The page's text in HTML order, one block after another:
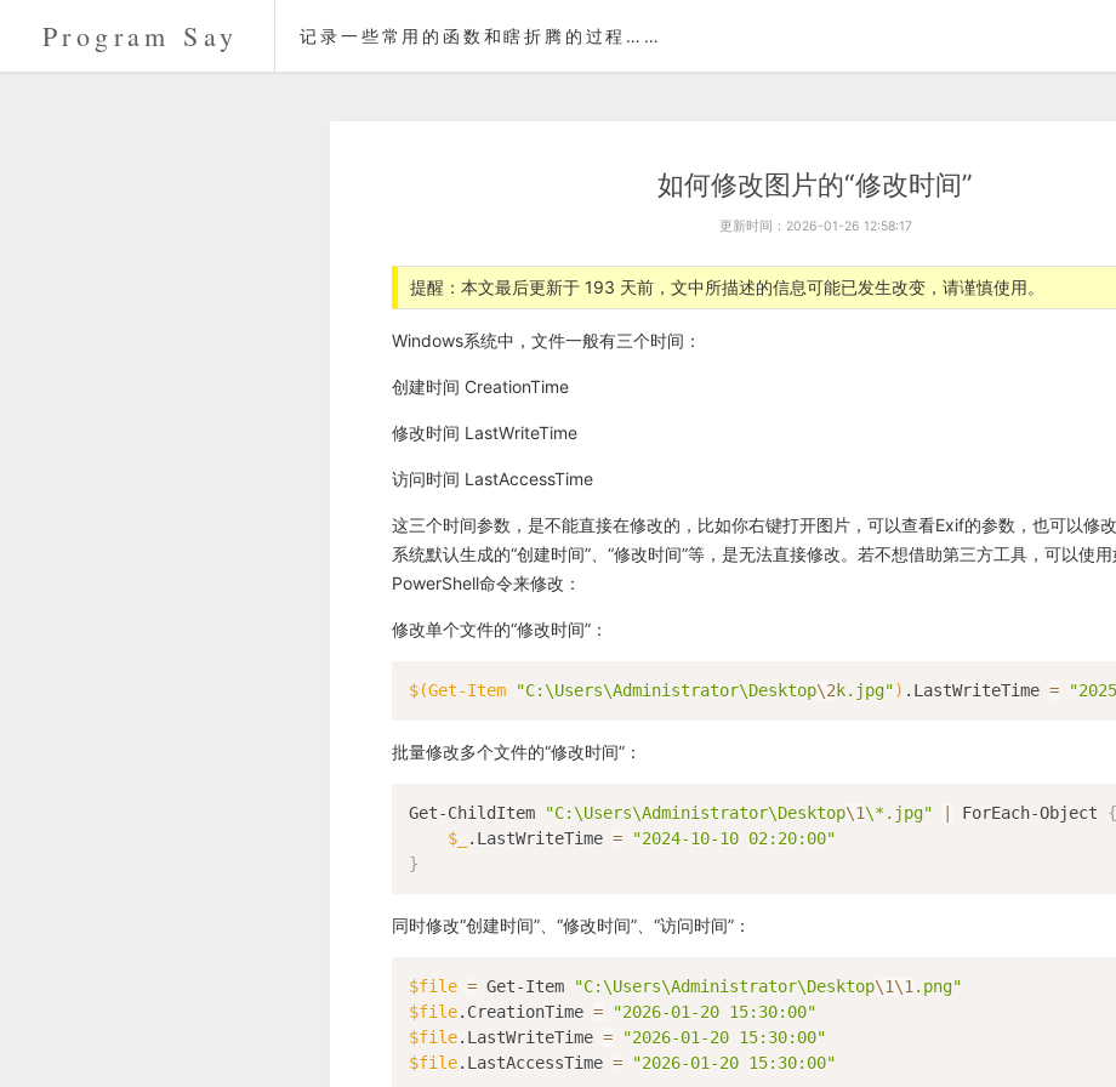
Program Say 记录一些常用的函数和瞎折腾的过程……
如何修改图片的“修改时间”
更新时间：2026-01-26 12:58:17
提醒：本文最后更新于 193 天前，文中所描述的信息可能已发生改变，请谨慎使用。
Windows系统中，文件一般有三个时间：
创建时间 CreationTime
修改时间 LastWriteTime
访问时间 LastAccessTime
这三个时间参数，是不能直接在修改的，比如你右键打开图片，可以查看Exif的参数，也可以修
系统默认生成的“创建时间”、“修改时间”等，是无法直接修改。若不想借助第三方工具，可以使
PowerShell命令来修改：
修改单个文件的“修改时间”：
$(Get-Item "C:\Users\Administrator\Desktop\2 k.jpg") .LastWriteTime =
批量修改多个文件的“修改时间”：
Get-ChildItem "C:\Users\Administrator\Desktop\1\*.jpg" ForEach-Object {
$_
.LastWriteTime =
"2024-10-10 02:20:00"
}
同时修改“创建时间”、“修改时间”、“访问时间”：
$file = Get-Item "C:\Users\Administrator\Desktop\1\1 .png"
$file.CreationTime =
"2026-01-20 15:30:00"
$file.LastWriteTime =
"2026-01-20 15:30:00"
$file.LastAccessTime = "2026-01-20 15:30:00"